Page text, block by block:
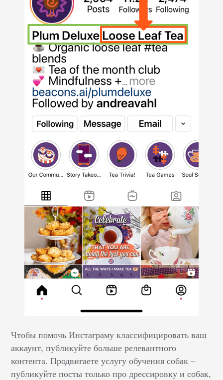
Чтобы помочь Инстаграму классифицировать ваш
аккаунт, публикуйте больше релевантного
контента. Продвигаете услугу обучения собак –
публикуйте посты только про дрессировку и собак,